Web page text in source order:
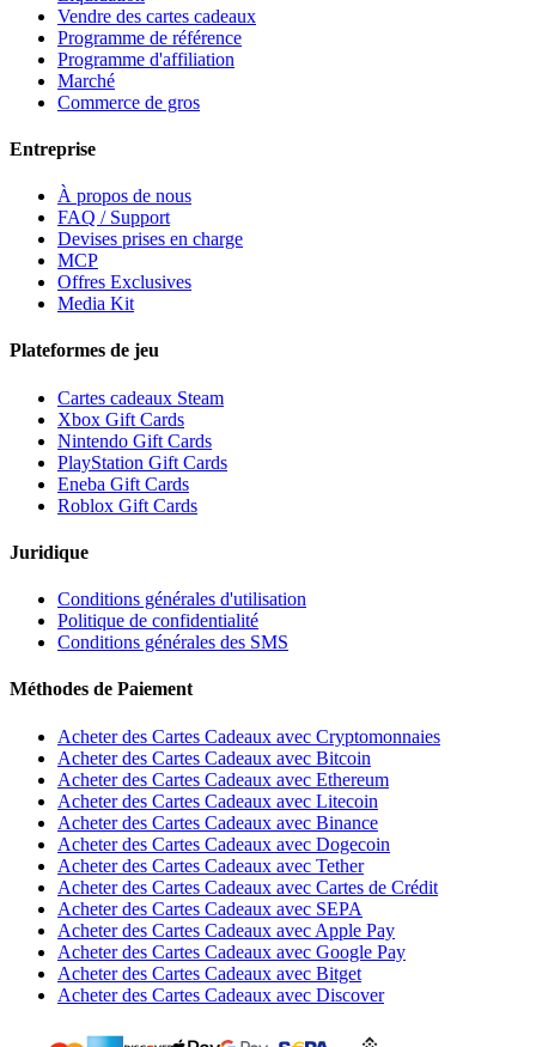
Vendre des cartes cadeaux
Programme de référence
Programme d'affiliation
Marché
Commerce de gros
Entreprise
À propos de nous
FAQ / Support
Devises prises en charge
MCP
Offres Exclusives
Media Kit
Plateformes de jeu
Cartes cadeaux Steam
Xbox Gift Cards
Nintendo Gift Cards
PlayStation Gift Cards
Eneba Gift Cards
Roblox Gift Cards
Juridique
Conditions générales d'utilisation
Politique de confidentialité
Conditions générales des SMS
Méthodes de Paiement
Acheter des Cartes Cadeaux avec Cryptomonnaies
Acheter des Cartes Cadeaux avec Bitcoin
Acheter des Cartes Cadeaux avec Ethereum
Acheter des Cartes Cadeaux avec Litecoin
Acheter des Cartes Cadeaux avec Binance
Acheter des Cartes Cadeaux avec Dogecoin
Acheter des Cartes Cadeaux avec Tether
Acheter des Cartes Cadeaux avec Cartes de Crédit
Acheter des Cartes Cadeaux avec SEPA
Acheter des Cartes Cadeaux avec Apple Pay
Acheter des Cartes Cadeaux avec Google Pay
Acheter des Cartes Cadeaux avec Bitget
Acheter des Cartes Cadeaux avec Discover